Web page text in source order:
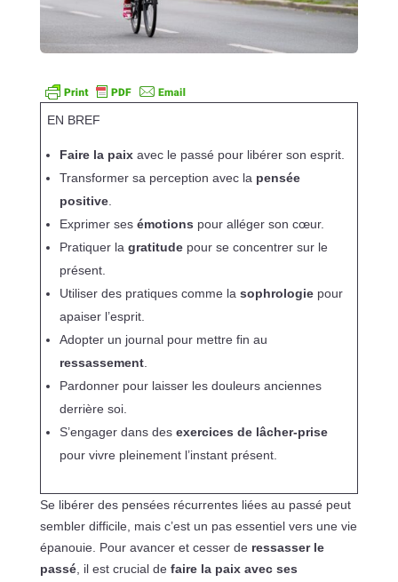
EN BREF
Faire la paixavec le passé pour libérer son esprit.
Transformer sa perception avec la pensée
positive.
Exprimer ses émotions pour alléger son cœur.
Pratiquer la gratitudepour se concentrer sur le
présent.
Utiliser des pratiques comme la sophrologiepour
apaiser l’esprit.
Adopter un journal pour mettre fin au
ressassement.
Pardonner pour laisser les douleurs anciennes
derrière soi.
S’engager dans des exercices de lâcher-prise
pour vivre pleinement l’instant présent.
Se libérer des pensées récurrentes liées au passé peut
sembler difficile, mais c’est un pas essentiel vers une vie
épanouie. Pour avancer et cesser de ressasser le
passé, il est crucial de faire la paix avec ses